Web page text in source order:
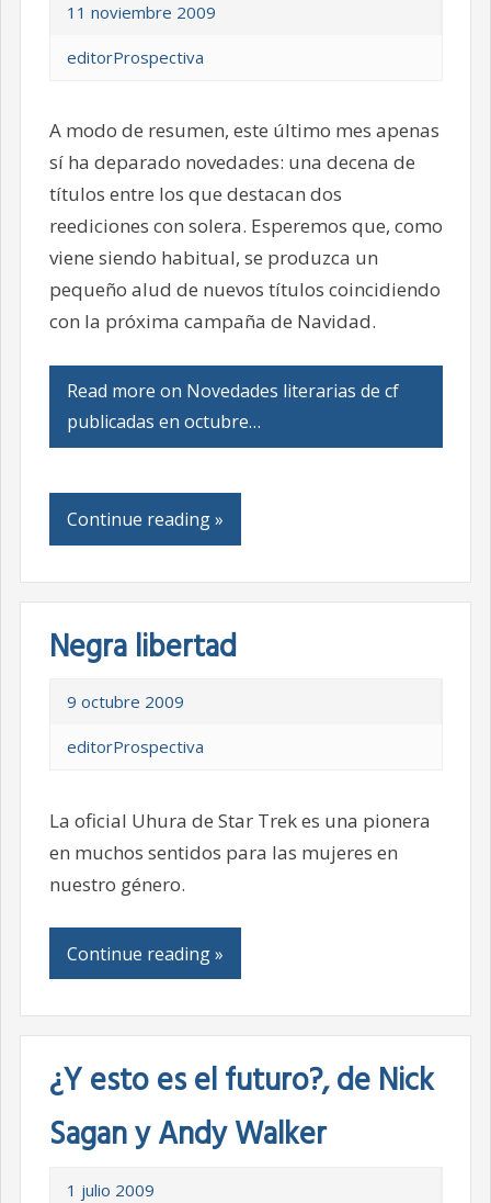
11 noviembre 2009
editorProspectiva
A modo de resumen, este último mes apenas
sí ha deparado novedades: una decena de
títulos entre los que destacan dos
reediciones con solera. Esperemos que, como
viene siendo habitual, se produzca un
pequeño alud de nuevos títulos coincidiendo
con la próxima campaña de Navidad.
Read more on Novedades literarias de cf
publicadas en octubre…
Continue reading »
Negra libertad
9 octubre 2009
editorProspectiva
La oficial Uhura de Star Trek es una pionera
en muchos sentidos para las mujeres en
nuestro género.
Continue reading »
¿Y esto es el futuro?, de Nick
Sagan y Andy Walker
1 julio 2009